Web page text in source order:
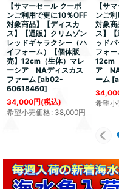
【サマーセール クーポ
ンご利用で更に10％OFF
対象商品】【ディスカ
ス】【通販】クリムゾン
レッドギャラクシー（ハ
イフォーム）【個体販
売】12cm（生体）マレ
ーシア NAディスカス
ファーム [ab02-
60618460]
34,000円(税込)
希望小売価格: 38,000円
【サ
ンご
対象商
ス】
ッド
フォー
12cm
ア NA
ーム [
希望小